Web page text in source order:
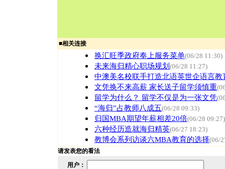
■相关连接
换汇旺季政府奉上服务菜单(06/28 11:30)
未来海归精心职场规划(06/28 11:27)
中澳美名校联手打造北语英世企语言教
文凭换不来高薪 家长送子留学须慎重
留学为什么？ 留学不仅是为一张文凭
“海归”占教师八成五(06/28 09:33)
归国MBA期望年薪相差20倍(06/28 09:27)
六种经历造就海归精英(06/27 18:23)
教博会系列访谈六MBA教育的选择(06/
请发表您的看法
用户：